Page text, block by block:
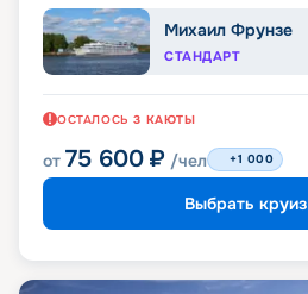
Михаил Фрунзе
СТАНДАРТ
ОСТАЛОСЬ 3 КАЮТЫ
от 75 600 ₽ /чел +1 000
Выбрать круиз